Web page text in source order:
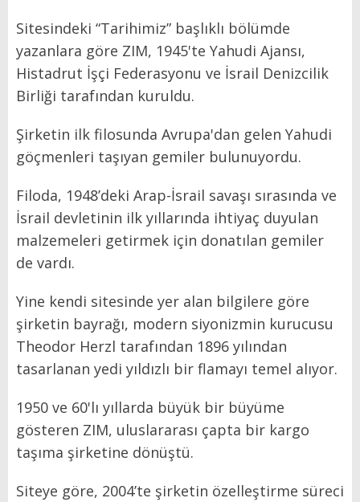
Sitesindeki “Tarihimiz” başlıklı bölümde
yazanlara göre ZIM, 1945'te Yahudi Ajansı,
Histadrut İşçi Federasyonu ve İsrail Denizcilik
Birliği tarafından kuruldu.
Şirketin ilk filosunda Avrupa'dan gelen Yahudi
göçmenleri taşıyan gemiler bulunuyordu.
Filoda, 1948’deki Arap-İsrail savaşı sırasında ve
İsrail devletinin ilk yıllarında ihtiyaç duyulan
malzemeleri getirmek için donatılan gemiler
de vardı.
Yine kendi sitesinde yer alan bilgilere göre
şirketin bayrağı, modern siyonizmin kurucusu
Theodor Herzl tarafından 1896 yılından
tasarlanan yedi yıldızlı bir flamayı temel alıyor.
1950 ve 60'lı yıllarda büyük bir büyüme
gösteren ZIM, uluslararası çapta bir kargo
taşıma şirketine dönüştü.
Siteye göre, 2004’te şirketin özelleştirme süreci